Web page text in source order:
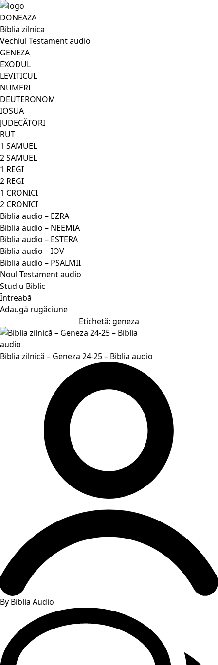
DONEAZA
Biblia zilnica
Vechiul Testament audio
GENEZA
EXODUL
LEVITICUL
NUMERI
DEUTERONOM
IOSUA
JUDECĂTORI
RUT
1 SAMUEL
2 SAMUEL
1 REGI
2 REGI
1 CRONICI
2 CRONICI
Biblia audio – EZRA
Biblia audio – NEEMIA
Biblia audio – ESTERA
Biblia audio – IOV
Biblia audio – PSALMII
Noul Testament audio
Studiu Biblic
Întreabă
Adaugă rugăciune
Etichetă: geneza
Biblia zilnică – Geneza 24-25 – Biblia audio
By Biblia Audio